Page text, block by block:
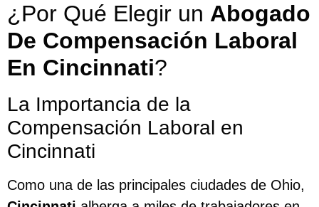
¿Por Qué Elegir un Abogado
De Compensación Laboral
En Cincinnati?
La Importancia de la
Compensación Laboral en
Cincinnati
Como una de las principales ciudades de Ohio,